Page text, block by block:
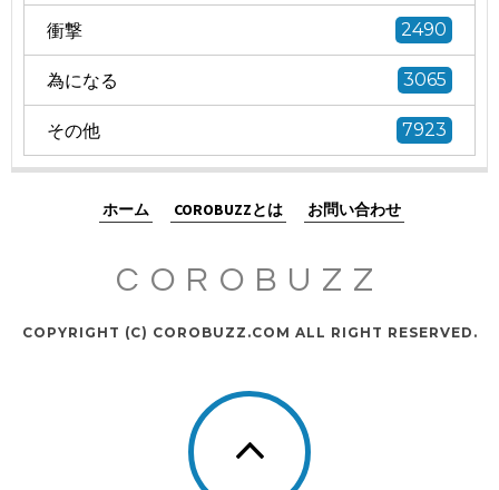
衝撃 2490
為になる 3065
その他 7923
ホーム COROBUZZとは お問い合わせ
COROBUZZ
COPYRIGHT (C) COROBUZZ.COM ALL RIGHT RESERVED.